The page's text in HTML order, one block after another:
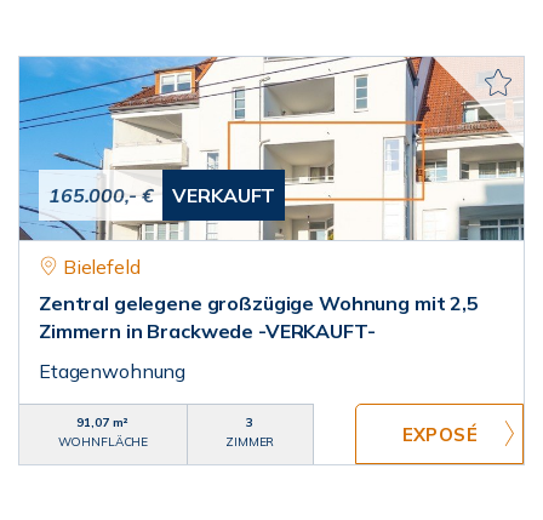
165.000,- € VERKAUFT
Bielefeld
Zentral gelegene großzügige Wohnung mit 2,5
Zimmern in Brackwede -VERKAUFT-
Etagenwohnung
91,07 m²
WOHNFLÄCHE
3
ZIMMER